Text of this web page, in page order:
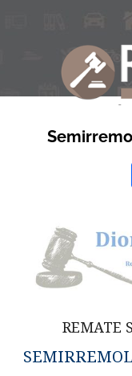
REMATE